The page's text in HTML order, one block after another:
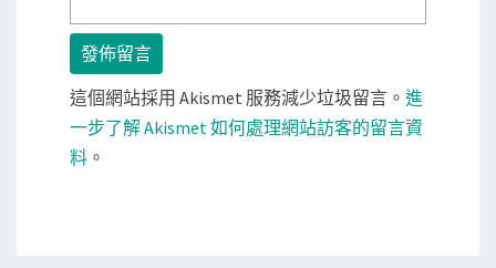
這個網站採用 Akismet 服務減少垃圾留言。 進
一步了解 Akismet 如何處理網站訪客的留言資
料 。